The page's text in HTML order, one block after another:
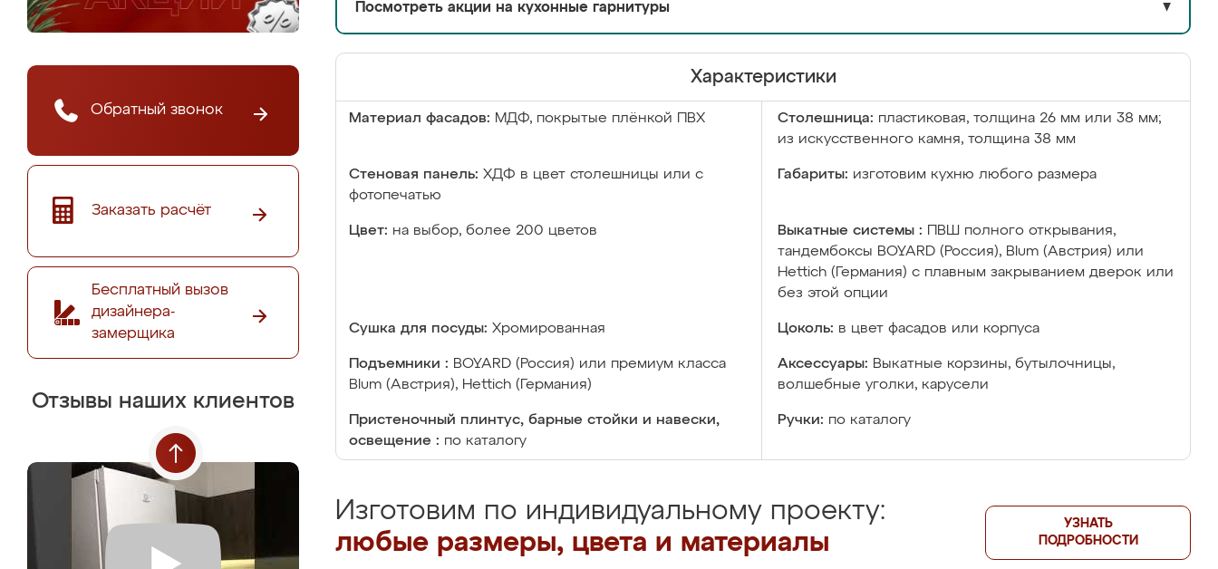
Обратный звонок
Заказать расчёт
Бесплатный вызов
дизайнера-
замерщика
Отзывы наших клиентов
Посмотреть акции на кухонные гарнитуры ▼
Характеристики
Материал фасадов: МДФ, покрытые плёнкой ПВХ Столешница: пластиковая, толщина 26 мм или 38 мм;
из искусственного камня, толщина 38 мм
Стеновая панель: ХДФ в цвет столешницы или с
фотопечатью
Габариты: изготовим кухню любого размера
Цвет: на выбор, более 200 цветов Выкатные системы :
ПВШ полного открывания,
тандембоксы BOYARD (Россия), Blum (Австрия) или
Hettich (Германия) с плавным закрыванием дверок или
без этой опции
Сушка для посуды: Хромированная Цоколь: в цвет фасадов или корпуса
Подъемники : BOYARD (Россия) или премиум класса
Blum (Австрия), Hettich (Германия)
Аксессуары: Выкатные корзины, бутылочницы,
волшебные уголки, карусели
Пристеночный плинтус, барные стойки и навески,
освещение : по каталогу
Ручки: по каталогу
Изготовим по индивидуальному проекту:
любые размеры, цвета и материалы
УЗНАТЬ
ПОДРОБНОСТИ